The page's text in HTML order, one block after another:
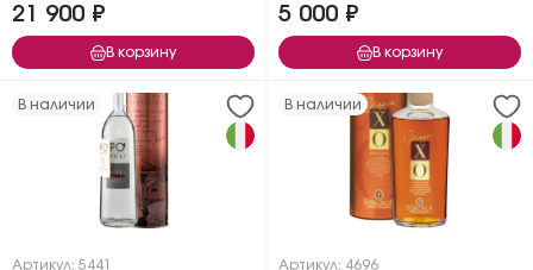
21 900 ₽
В корзину
5 000 ₽
В корзину
В наличии
Артикул: 5441
В наличии
Артикул: 4696